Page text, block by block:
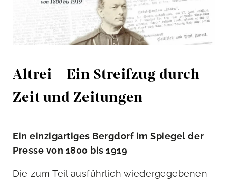
Altrei – Ein Streifzug durch
Zeit und Zeitungen
Ein einzigartiges Bergdorf im Spiegel der
Presse von 1800 bis 1919
Die zum Teil ausführlich wiedergegebenen